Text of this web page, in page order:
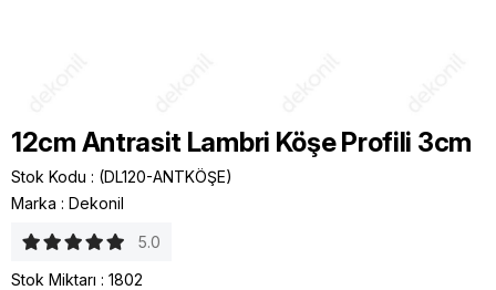
12cm Antrasit Lambri Köşe Profili 3cm
Stok Kodu
(DL120-ANTKÖŞE)
Marka : Dekonil
5.0
Stok Miktarı : 1802